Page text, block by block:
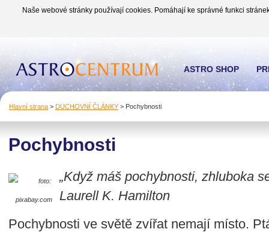
Naše webové stránky používají cookies. Pomáhají ke správné funkci
Hlavní strana > DUCHOVNÍ ČLÁNKY > Pochybnosti
Pochybnosti
foto:
pixabay.com
„Když máš pochybnosti, zhluboka
Laurell K. Hamilton
Pochybnosti ve světě zvířat nemají místo.
ASTRO SHOP